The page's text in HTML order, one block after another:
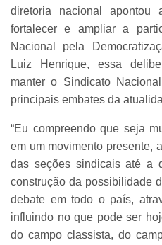
diretoria nacional apontou
fortalecer e ampliar a
Nacional pela
Luiz Henrique, essa
manter o Sindicato
principais embates da
“Eu compreendo que seja
em um movimento presente,
das seções sindicais até a
construção da possibilidade
debate em todo o país,
influindo no que pode ser
do campo classista, do